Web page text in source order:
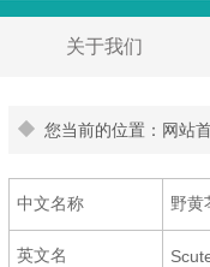
关于我们
您当前的位置：网站
中文名称 野黄
英文名